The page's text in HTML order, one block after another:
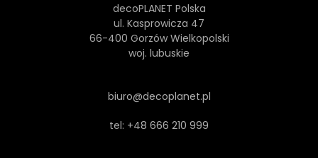
decoPLANET Polska
ul. Kasprowicza 47
66-400 Gorzów Wielkopolski
woj. lubuskie
biuro@decoplanet.pl
tel: +48 666 210 999